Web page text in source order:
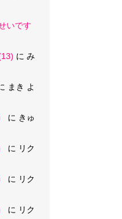
いです
に み
まき よ
に きゅ
に リク
に リク
に リク